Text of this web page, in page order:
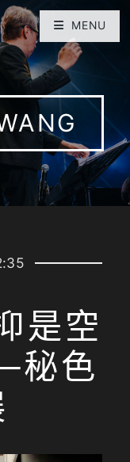
是空
秘色
MENU